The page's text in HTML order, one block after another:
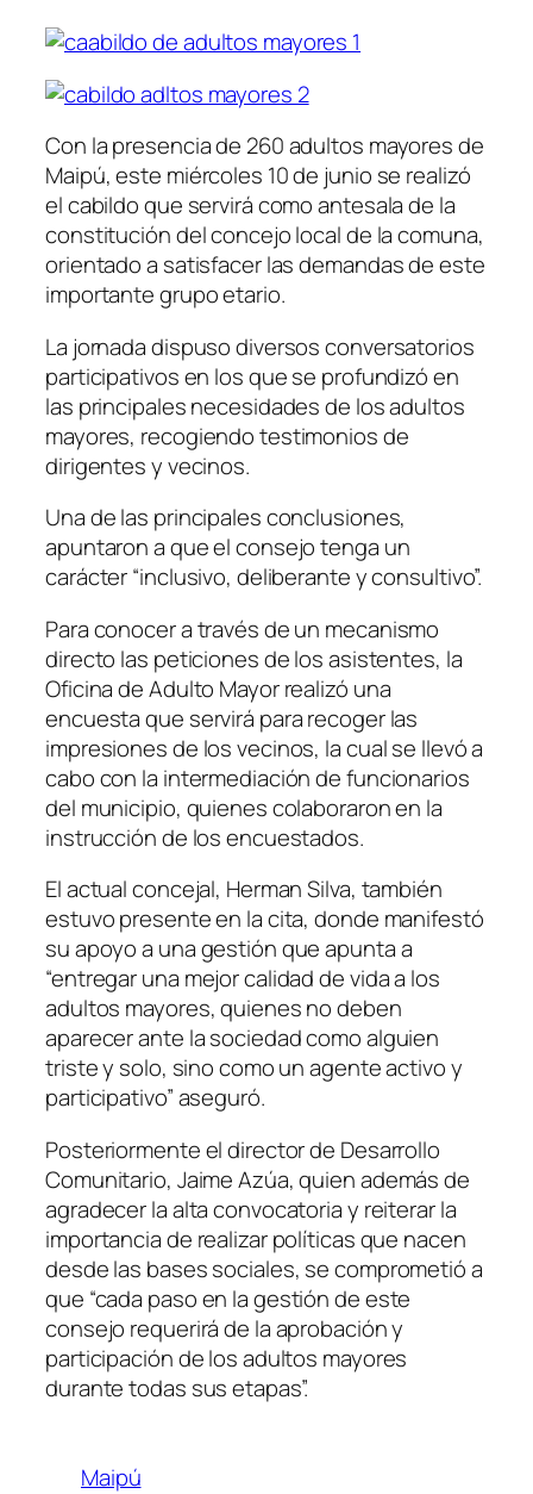
Con la presencia de 260 adultos mayores de
Maipú, este miércoles 10 de junio se realizó
el cabildo que servirá como antesala de la
constitución del concejo local de la comuna,
orientado a satisfacer las demandas de este
importante grupo etario.
La jornada dispuso diversos conversatorios
participativos en los que se profundizó en
las principales necesidades de los adultos
mayores, recogiendo testimonios de
dirigentes y vecinos.
Una de las principales conclusiones,
apuntaron a que el consejo tenga un
carácter “inclusivo, deliberante y consultivo”.
Para conocer a través de un mecanismo
directo las peticiones de los asistentes, la
Oficina de Adulto Mayor realizó una
encuesta que servirá para recoger las
impresiones de los vecinos, la cual se llevó a
cabo con la intermediación de funcionarios
del municipio, quienes colaboraron en la
instrucción de los encuestados.
El actual concejal, Herman Silva, también
estuvo presente en la cita, donde manifestó
su apoyo a una gestión que apunta a
“entregar una mejor calidad de vida a los
adultos mayores, quienes no deben
aparecer ante la sociedad como alguien
triste y solo, sino como un agente activo y
participativo” aseguró.
Posteriormente el director de Desarrollo
Comunitario, Jaime Azúa, quien además de
agradecer la alta convocatoria y reiterar la
importancia de realizar políticas que nacen
desde las bases sociales, se comprometió a
que “cada paso en la gestión de este
consejo requerirá de la aprobación y
participación de los adultos mayores
durante todas sus etapas”.
Maipú